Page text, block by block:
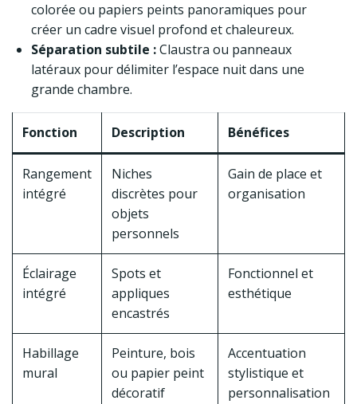
colorée ou papiers peints panoramiques pour
créer un cadre visuel profond et chaleureux.
Séparation subtile :Claustra ou panneaux
latéraux pour délimiter l’espace nuit dans une
grande chambre.
Fonction Description Bénéfices
Rangement
intégré
Niches
discrètes pour
objets
personnels
Gain de place et
organisation
Éclairage
intégré
Spots et
appliques
encastrés
Fonctionnel et
esthétique
Habillage
mural
Peinture, bois
ou papier peint
décoratif
Accentuation
stylistique et
personnalisation